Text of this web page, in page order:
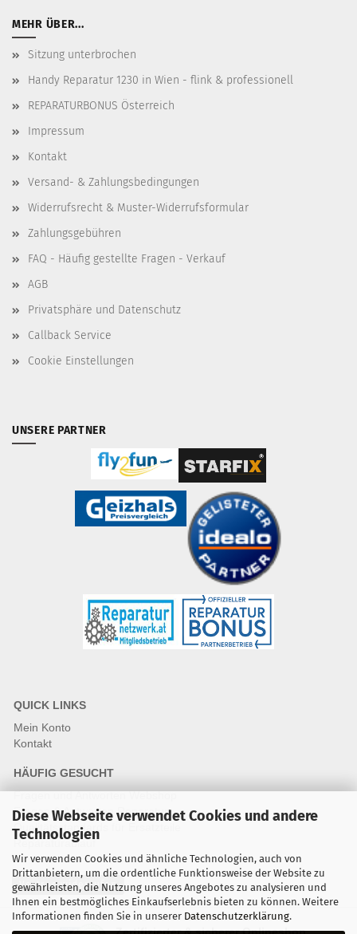
Diese Webseite verwendet Cookies und andere
Technologien
Wir verwenden Cookies und ähnliche Technologien, auch von
Drittanbietern, um die ordentliche Funktionsweise der Website zu
gewährleisten, die Nutzung unseres Angebotes zu analysieren und
Ihnen ein bestmögliches Einkaufserlebnis bieten zu können. Weitere
Informationen finden Sie in unserer Datenschutzerklärung.
MEHR ÜBER...
Sitzung unterbrochen
Handy Reparatur 1230 in Wien - flink & professionell
REPARATURBONUS Österreich
Impressum
Kontakt
Versand- & Zahlungsbedingungen
Widerrufsrecht & Muster-Widerrufsformular
Zahlungsgebühren
FAQ - Häufig gestellte Fragen - Verkauf
AGB
Privatsphäre und Datenschutz
Callback Service
Cookie Einstellungen
UNSERE PARTNER
QUICK LINKS
Mein Konto
Kontakt
HÄUFIG GESUCHT
Fragen und Antworten Webshop
Fragen & Antworten Reparatur
Qualitätsstandards für Ersatzteile
Reparaturablauf
Vertrag widerrufen